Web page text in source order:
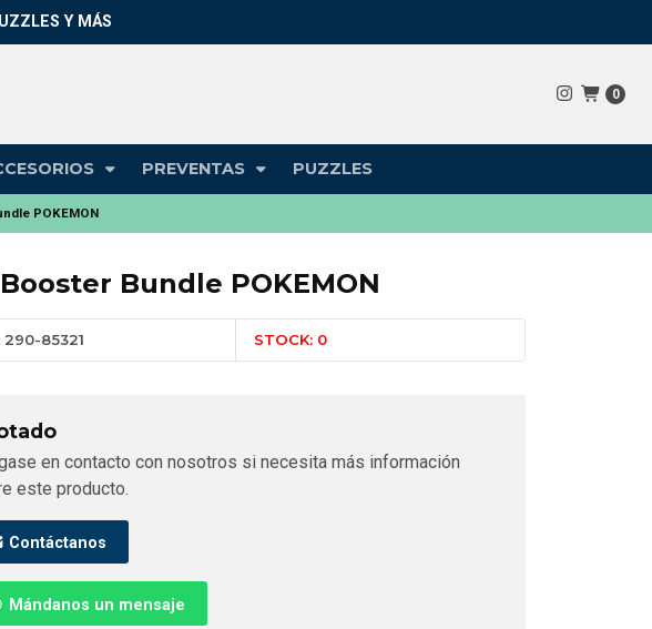
0
PREVENTAS PUZZLES
Y MÁS
POKEMON
Booster Bundle POKEMON
290-85321 STOCK: 0
en contacto con nosotros si necesita más información
este producto.
Contáctanos
Mándanos un mensaje